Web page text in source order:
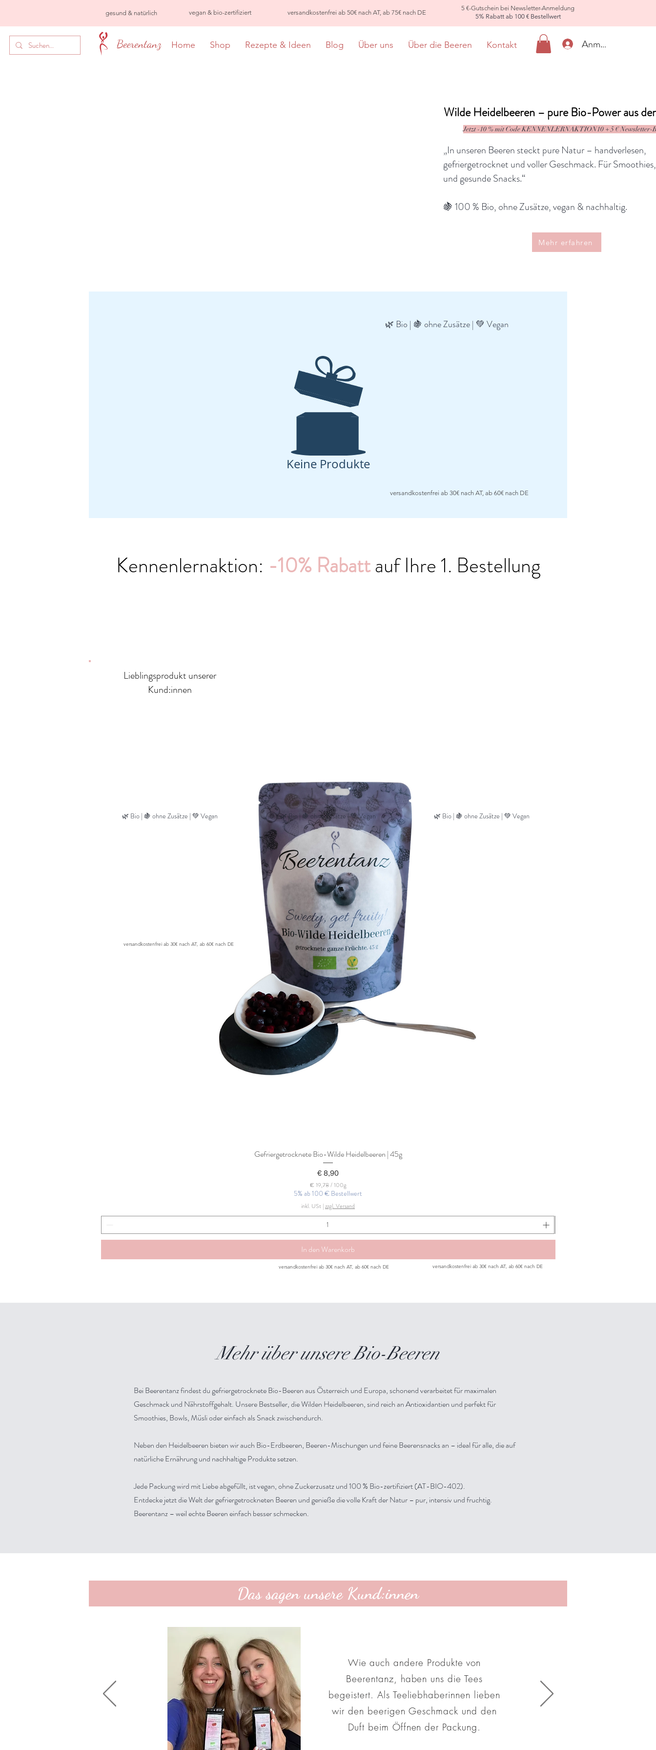
gesund & natürlich vegan & bio-zertifiziert versandkostenfrei ab 50€ nach AT, ab 75€ nach DE
5 €-Gutschein bei Newsletter-Anmeldung
5% Rabatt ab 100 € Bestellwert
Beerentanz Home Shop Rezepte & Ideen Blog Über uns Über die Beeren Kontakt Anmelden
Wilde Heidelbeeren – pure Bio-Power aus
Jetzt -10 % mit Code KENNENLERNAKTION10 + 5 € Newsletter-
„In unseren Beeren steckt pure Natur – handverlesen,
gefriergetrocknet und voller Geschmack. Für
und gesunde Snacks.“
🍇 100 % Bio, ohne Zusätze, vegan & nachhaltig.
Mehr erfahren
Keine Produkte
🌿 Bio | 🍇 ohne Zusätze | 💚 Vegan
versandkostenfrei ab 30€ nach AT, ab 60€ nach DE
Kennenlernaktion: -10% Rabattauf Ihre 1. Bestellung
Gefriergetrocknete Bio-Wilde Heidelbeeren | 45g
Preis
€ 8,90
€ 19,78 /100g
€
1
9
7
8
p
o
1
r
5% ab 100 € Bestellwert
inkl. USt |zzgl. Versand
In den Warenkorb
Lieblingsprodukt unserer
Kund:innen
🌿 Bio | 🍇 ohne Zusätze | 💚 Vegan
versandkostenfrei ab 30€ nach AT, ab 60€ nach DE
🌿 Bio | 🍇 ohne Zusätze | 💚 Vegan 🌿 Bio | 🍇 ohne Zusätze | 💚 Vegan
versandkostenfrei ab 30€ nach AT, ab 60€ nach DE versandkostenfrei ab 30€ nach AT, ab 60€ nach DE
Mehr über unsere Bio-Beeren
Bei Beerentanz findest du gefriergetrocknete Bio-Beeren aus Österreich und Europa, schonend verarbeitet für maximalen
Geschmack und Nährstoffgehalt. Unsere Bestseller, die Wilden Heidelbeeren, sind reich an Antioxidantien und perfekt für
Smoothies, Bowls, Müsli oder einfach als Snack zwischendurch.
Neben den Heidelbeeren bieten wir auch Bio-Erdbeeren, Beeren-Mischungen und feine Beerensnacks an – ideal für alle, die auf
natürliche Ernährung und nachhaltige Produkte setzen.
Jede Packung wird mit Liebe abgefüllt, ist vegan, ohne Zuckerzusatz und 100 % Bio-zertifiziert (AT-BIO-402).
Entdecke jetzt die Welt der gefriergetrockneten Beeren und genieße die volle Kraft der Natur – pur, intensiv und fruchtig.
Beerentanz – weil echte Beeren einfach besser schmecken.
Das sagen unsere Kund:innen
Wie auch andere Produkte von
Beerentanz, haben uns die Tees
begeistert. Als Teeliebhaberinnen lieben
wir den beerigen Geschmack und den
Duft beim Öffnen der Packung.